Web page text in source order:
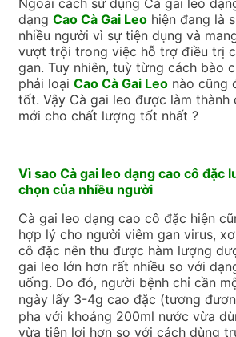
dạng Cao Cà Gai Leo hiện đang là
nhiều người vì sự tiện dụng và
vượt trội trong việc hỗ trợ điều trị
gan. Tuy nhiên, tuỳ từng cách bào
phải loại Cao Cà Gai Leo nào cũng
tốt. Vậy Cà gai leo được làm thành
mới cho chất lượng tốt nhất ?
Vì sao Cà gai leo dạng cao cô đặc
chọn của nhiều người
Cà gai leo dạng cao cô đặc hiện
hợp lý cho người viêm gan virus,
cô đặc nên thu được hàm lượng
gai leo lớn hơn rất nhiều so với
uống. Do đó, người bệnh chỉ cần
ngày lấy 3-4g cao đặc (tương
pha với khoảng 200ml nước vừa
vừa tiện lợi hơn so với cách dùng